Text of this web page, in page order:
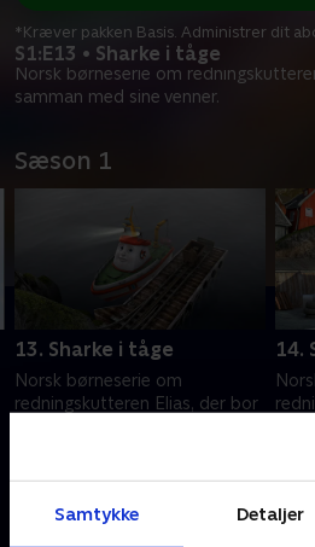
Samtykke Detaljer
S1:E13 • Sharke i tåge
Norsk børneserie om
samman med sine venner.
*Kræver pakken Basis. Administrer dit
Sæson 1
13. Sharke i tåge
Norsk børneserie om
redningskutteren Elias, der bor
14. januar 2006 • 10 min
14.
15.